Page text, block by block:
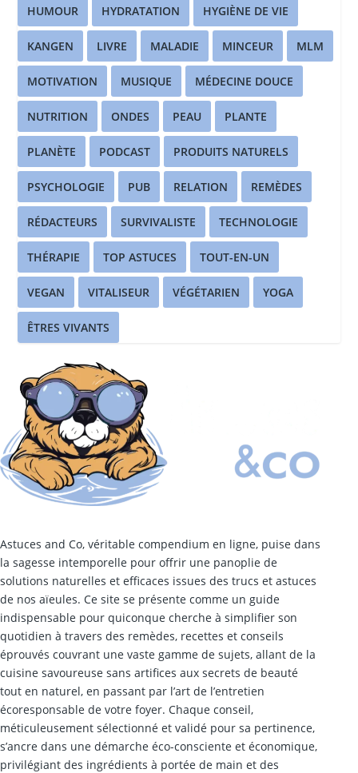
HUMOUR HYDRATATION HYGIÈNE DE VIE
KANGEN LIVRE MALADIE MINCEUR MLM
MOTIVATION MUSIQUE MÉDECINE DOUCE
NUTRITION ONDES PEAU PLANTE
PLANÈTE PODCAST PRODUITS NATURELS
PSYCHOLOGIE PUB RELATION REMÈDES
RÉDACTEURS SURVIVALISTE TECHNOLOGIE
THÉRAPIE TOP ASTUCES TOUT-EN-UN
VEGAN VITALISEUR VÉGÉTARIEN YOGA
ÊTRES VIVANTS
Astuces and Co, véritable compendium en ligne, puise dans
la sagesse intemporelle pour offrir une panoplie de
solutions naturelles et efficaces issues des trucs et astuces
de nos aïeules. Ce site se présente comme un guide
indispensable pour quiconque cherche à simplifier son
quotidien à travers des remèdes, recettes et conseils
éprouvés couvrant une vaste gamme de sujets, allant de la
cuisine savoureuse sans artifices aux secrets de beauté
tout en naturel, en passant par l’art de l’entretien
écoresponsable de votre foyer. Chaque conseil,
méticuleusement sélectionné et validé pour sa pertinence,
s’ancre dans une démarche éco-consciente et économique,
privilégiant des ingrédients à portée de main et des